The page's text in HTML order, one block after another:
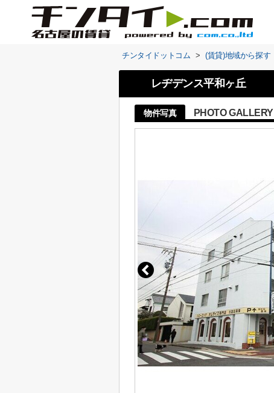
チンタイドットコム > (賃貸)地域から探す
レヂデンス平和ヶ丘
物件写真 PHOTO GALLERY